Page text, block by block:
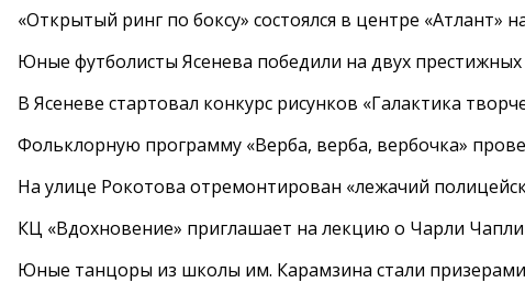
«Открытый ринг по боксу» состоялся в центре «Атлант»
Юные футболисты Ясенева победили на двух престижных
В Ясеневе стартовал конкурс рисунков «Галактика
Фольклорную программу «Верба, верба, вербочка»
На улице Рокотова отремонтирован «лежачий
КЦ «Вдохновение» приглашает на лекцию о Чарли
Юные танцоры из школы им. Карамзина стали призерами